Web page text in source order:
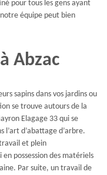
pour tous les gens ayant
notre équipe peut bien
Abzac
sapins dans vos jardins ou
se trouve autours de la
Elagage 33 qui se
d’abattage d’arbre.
et plein
possession des matériels
Par suite, un travail de